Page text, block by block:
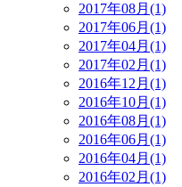
2017年08月(1)
2017年06月(1)
2017年04月(1)
2017年02月(1)
2016年12月(1)
2016年10月(1)
2016年08月(1)
2016年06月(1)
2016年04月(1)
2016年02月(1)